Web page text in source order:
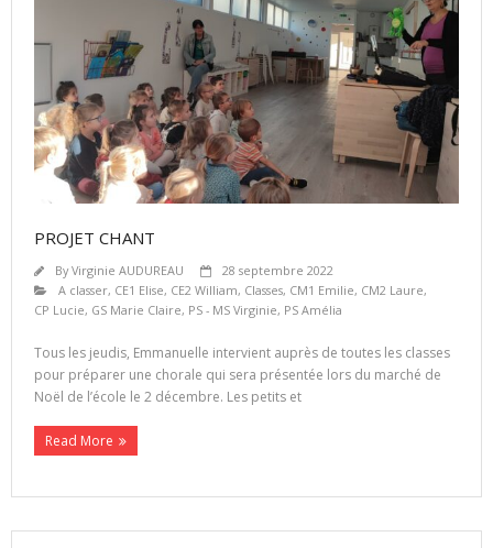
PROJET CHANT
ByVirginie AUDUREAU
28 septembre 2022
A classer, CE1 Elise, CE2 William, Classes, CM1 Emilie, CM2 Laure,
CP Lucie, GS Marie Claire, PS - MS Virginie, PS Amélia
Tous les jeudis, Emmanuelle intervient auprès de toutes les classes
pour préparer une chorale qui sera présentée lors du marché de
Noël de l’école le 2 décembre. Les petits et
Read More